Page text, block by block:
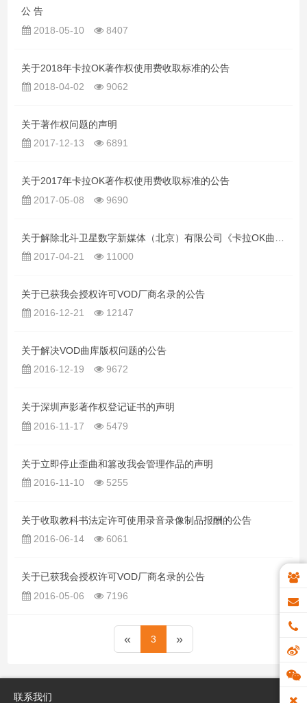
公 告
2018-05-10
8407
关于2018年卡拉OK著作权使用费收取标准的公告
2018-04-02
9062
关于著作权问题的声明
2017-12-13
6891
关于2017年卡拉OK著作权使用费收取标准的公告
2017-05-08
9690
2017-04-21
11000
关于已获我会授权许可VOD厂商名录的公告
2016-12-21
12147
关于解决VOD曲库版权问题的公告
2016-12-19
9672
关于深圳声影著作权登记证书的声明
2016-11-17
5479
关于立即停止歪曲和篡改我会管理作品的声明
2016-11-10
5255
关于收取教科书法定许可使用录音录像制品报酬的公告
2016-06-14
6061
关于已获我会授权许可VOD厂商名录的公告
2016-05-06
7196
« 3 »
联系我们